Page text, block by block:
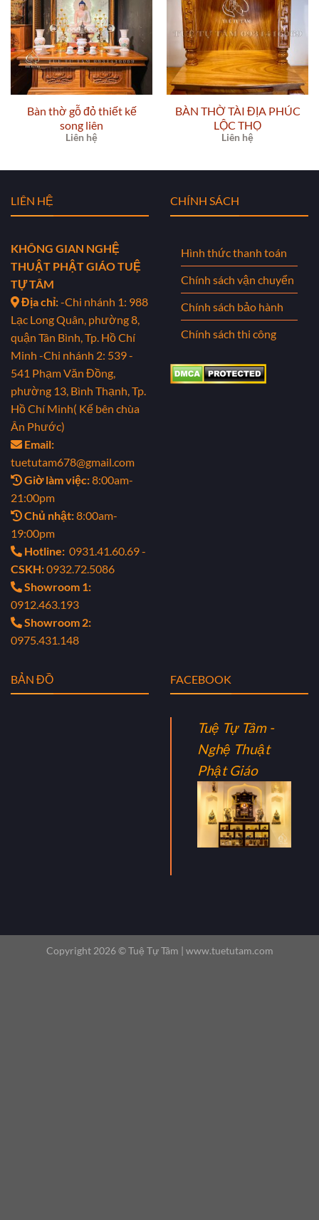
Bàn thờ gỗ đỏ thiết kế
song liên
Liên hệ
BÀN THỜ TÀI ĐỊA PHÚC
LỘC THỌ
Liên hệ
LIÊN HỆ
KHÔNG GIAN NGHỆ
THUẬT PHẬT GIÁO TUỆ
TỰ TÂM
Địa chỉ:-Chi nhánh 1: 988
Lạc Long Quân, phường 8,
quận Tân Bình, Tp. Hồ Chí
Minh -Chi nhánh 2: 539 -
541 Phạm Văn Đồng,
phường 13, Bình Thạnh, Tp.
Hồ Chí Minh( Kế bên chùa
Ân Phước)
Email:
tuetutam678@gmail.com
Giờ làm việc:8:00am-
21:00pm
Chủ nhật:8:00am-
19:00pm
Hotline: 0931.41.60.69 -
CSKH:0932.72.5086
Showroom 1:
0912.463.193
Showroom 2:
0975.431.148
CHÍNH SÁCH
Hình thức thanh toán
Chính sách vận chuyển
Chính sách bảo hành
Chính sách thi công
BẢN ĐỒ FACEBOOK
Tuệ Tự Tâm -
Nghệ Thuật
Phật Giáo
Copyright 2026 ©Tuệ Tự Tâm | www.tuetutam.com